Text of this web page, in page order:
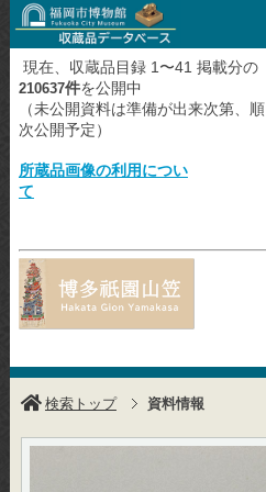
現在、収蔵品目録 1〜41 掲載分の
210637件を公開中
（未公開資料は準備が出来次第、順
次公開予定）
所蔵品画像の利用につい
て
検索トップ 資料情報